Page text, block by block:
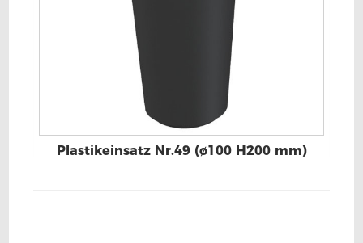
Plastikeinsatz Nr.49 (ø100 H200 mm)